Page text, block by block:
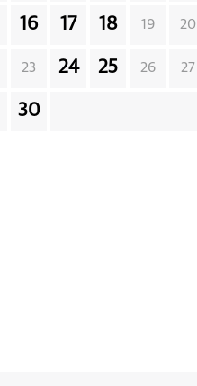
16 17 18 19 20
23 24 25 26 27
30